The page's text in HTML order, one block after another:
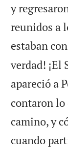
y
reunidos a
estaban
verdad! ¡El
apareció a
contaron lo
camino, y
cuando